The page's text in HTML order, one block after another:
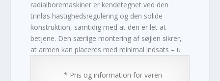
radialboremaskiner er kendetegnet ved den
trinløs hastighedsregulering og den solide
konstruktion, samtidig med at den er let at
betjene. Den særlige montering af søjlen sikrer,
at armen kan placeres med minimal indsats – u
* Pris og information for varen